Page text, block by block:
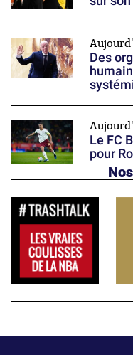
Des
Le FC
pour